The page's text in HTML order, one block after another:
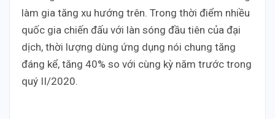
làm gia tăng xu hướng trên. Trong thời điểm nhiều
quốc gia chiến đấu với làn sóng đầu tiên của đại
dịch, thời lượng dùng ứng dụng nói chung tăng
đáng kể, tăng 40% so với cùng kỳ năm trước trong
quý II/2020.